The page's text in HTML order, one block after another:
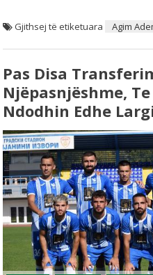
Gjithsej të etiketuara Agim
Pas Disa
Njëpasnjëshme,
Ndodhin Edhe